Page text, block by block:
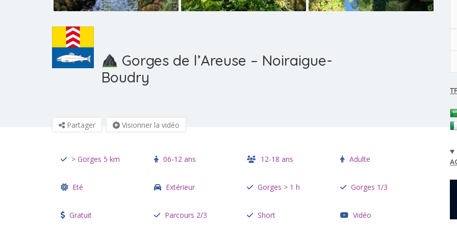
Gorges de l’Areuse – Noiraigue-
Boudry
Partager Visionner la vidéo
> Gorges 5 km 06-12 ans 12-18 ans Adulte
Eté Extérieur Gorges > 1 h Gorges 1/3
Gratuit Parcours 2/3 Short Vidéo